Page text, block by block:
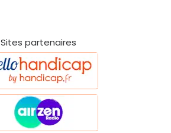
Sites partenaires